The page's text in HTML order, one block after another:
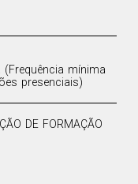
mínima
presenciais)
DE FORMAÇÃO